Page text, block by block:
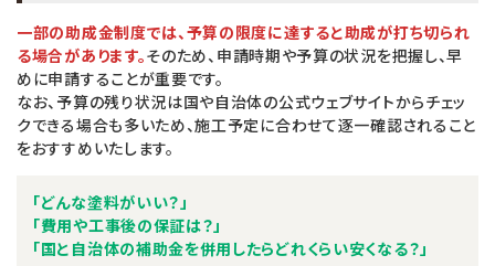
一部の助成金制度では、予算の限度に達すると助成が打ち切られ
る場合があります。そのため、申請時期や予算の状況を把握し、早
めに申請することが重要です。
なお、予算の残り状況は国や自治体の公式ウェブサイトからチェッ
クできる場合も多いため、施工予定に合わせて逐一確認されること
をおすすめいたします。
「どんな塗料がいい？」
「費用や工事後の保証は？」
「国と自治体の補助金を併用したらどれくらい安くなる？」